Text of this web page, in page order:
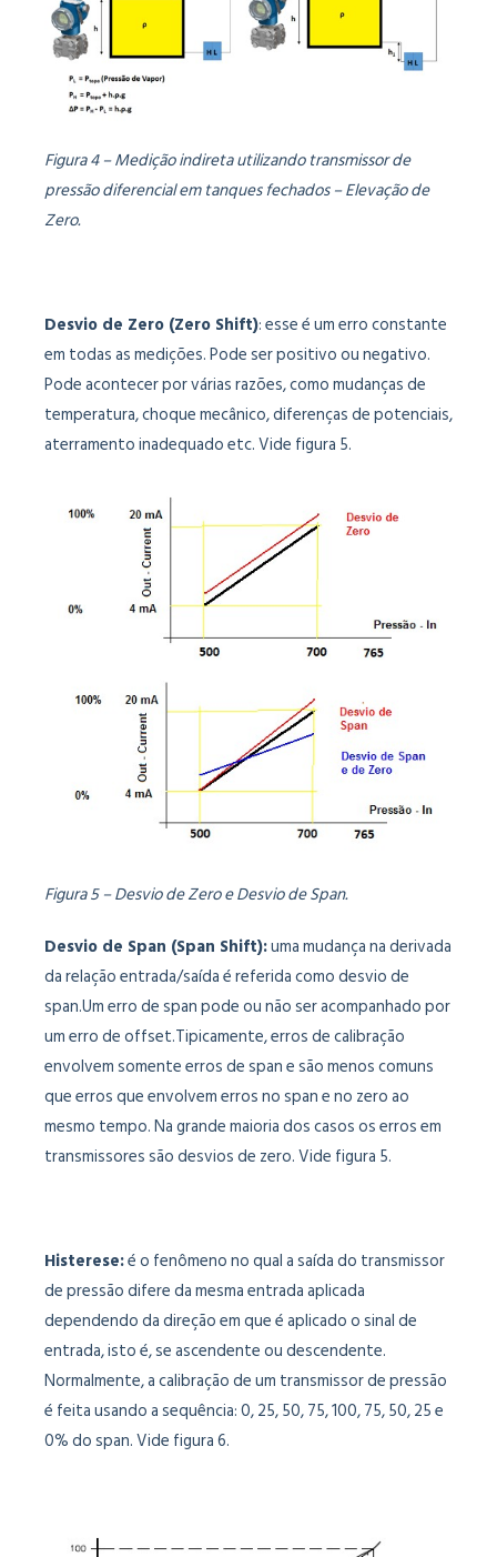
Figura 4 – Medição indireta utilizando transmissor de
pressão diferencial em tanques fechados – Elevação de
Zero.
Desvio de Zero (Zero Shift): esse é um erro constante
em todas as medições. Pode ser positivo ou negativo.
Pode acontecer por várias razões, como mudanças de
temperatura, choque mecânico, diferenças de potenciais,
aterramento inadequado etc. Vide figura 5.
Figura 5 – Desvio de Zero e Desvio de Span.
Desvio de Span (Span Shift):uma mudança na derivada
da relação entrada/saída é referida como desvio de
span.Um erro de span pode ou não ser acompanhado por
um erro de offset.Tipicamente, erros de calibração
envolvem somente erros de span e são menos comuns
que erros que envolvem erros no span e no zero ao
mesmo tempo. Na grande maioria dos casos os erros em
transmissores são desvios de zero. Vide figura 5.
Histerese:é o fenômeno no qual a saída do transmissor
de pressão difere da mesma entrada aplicada
dependendo da direção em que é aplicado o sinal de
entrada, isto é, se ascendente ou descendente.
Normalmente, a calibração de um transmissor de pressão
é feita usando a sequência: 0, 25, 50, 75, 100, 75, 50, 25 e
0% do span. Vide figura 6.